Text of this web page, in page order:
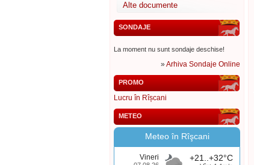
Alte documente
SONDAJE
La moment nu sunt sondaje deschise!
»Arhiva Sondaje Online
PROMO
Lucru în Rîșcani
METEO
Meteo în Rîşcani
Vineri +21..+32°C